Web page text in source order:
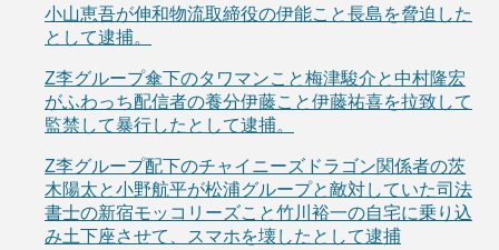
小山恵吾が伸和物流取締役の伊能こと長島を脅迫した
として逮捕。
Z李グループ傘下のタワマンこと梅津駿介と中村隆宏
がふわっち配信者の養分伊藤こと伊藤祐喜を拉致して
監禁して暴行したとして逮捕。
Z李グループ配下のチャイニーズドラゴン関係者の茨
木陽太と小野航平が松浦グループと敵対していた司法
書士の新宿モッコリーズこと竹川裕一の自宅に乗り込
み土下座させて、スマホを壊したとして逮捕